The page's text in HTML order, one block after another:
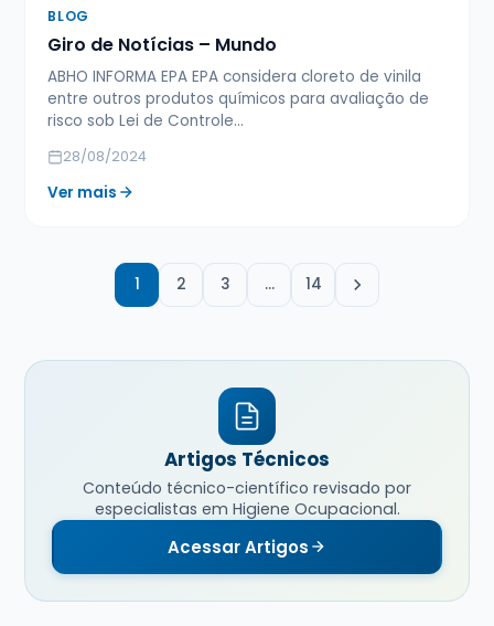
BLOG
Giro de Notícias – Mundo
ABHO INFORMA EPA EPA considera cloreto de vinila
entre outros produtos químicos para avaliação de
risco sob Lei de Controle…
28/08/2024
Ver mais
1 2 3 … 14
Artigos Técnicos
Conteúdo técnico-científico revisado por
especialistas em Higiene Ocupacional.
Acessar Artigos